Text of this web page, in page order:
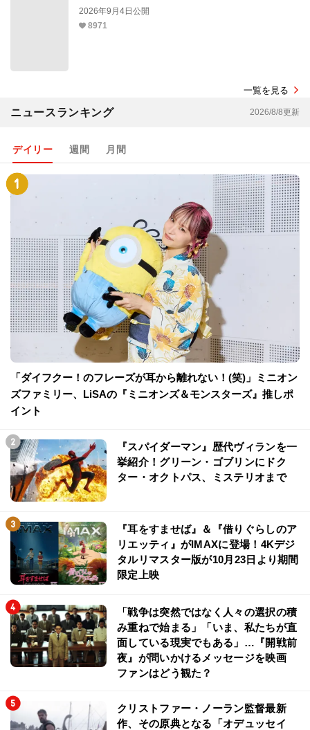
2026年9月4日公開
8971
一覧を見る
ニュースランキング 2026/8/8更新
デイリー 週間 月間
「ダイフクー！のフレーズが耳から離れない！(笑)」ミニオン
ズファミリー、LiSAの『ミニオンズ＆モンスターズ』推しポ
イント
『スパイダーマン』歴代ヴィランを一
挙紹介！グリーン・ゴブリンにドク
ター・オクトパス、ミステリオまで
『耳をすませば』＆『借りぐらしのア
リエッティ』がIMAXに登場！4Kデジ
タルリマスター版が10月23日より期間
限定上映
「戦争は突然ではなく人々の選択の積
み重ねで始まる」「いま、私たちが直
面している現実でもある」…『開戦前
夜』が問いかけるメッセージを映画
ファンはどう観た？
クリストファー・ノーラン監督最新
作、その原典となる「オデュッセイ